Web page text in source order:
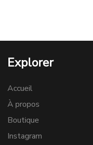
Explorer
Accueil
À propos
Boutique
Instagram